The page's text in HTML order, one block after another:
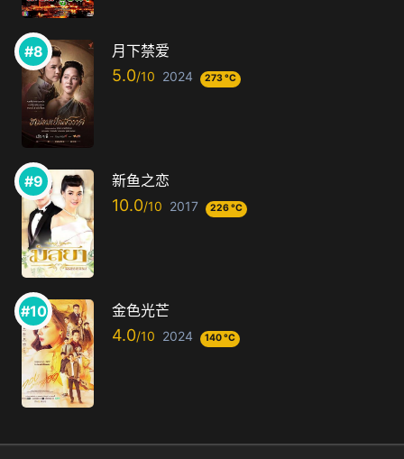
月下禁爱
5.0 2024 273 °C
新鱼之恋
10.0 2017 226 °C
金色光芒
4.0 2024 140 °C